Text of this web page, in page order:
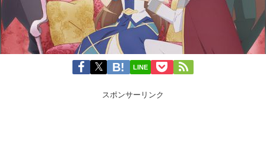
LINE
スポンサーリンク